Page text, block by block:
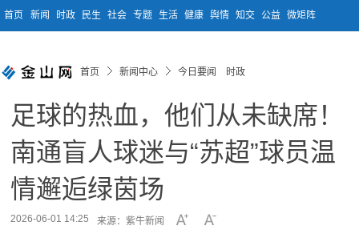
首页 新闻 时政 民生 社会 专题 生活 健康 舆情 知交 公益 微矩阵
首页 新闻中心 今日要闻 时政
足球的热血，他们从未缺席！
南通盲人球迷与“苏超”球员温
情邂逅绿茵场
2026-06-01 14:25 来源：紫牛新闻